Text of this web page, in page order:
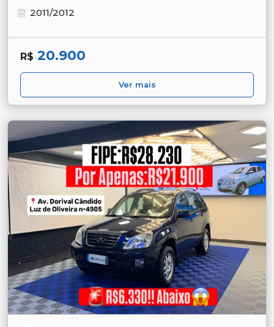
2011/2012
R$ 20.900
Ver mais